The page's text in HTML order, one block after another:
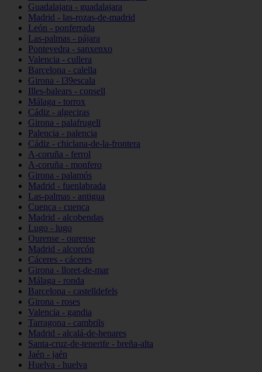
Guadalajara - guadalajara
Madrid - las-rozas-de-madrid
León - ponferrada
Las-palmas - pájara
Pontevedra - sanxenxo
Valencia - cullera
Barcelona - calella
Girona - l39escala
Illes-balears - consell
Málaga - torrox
Cádiz - algeciras
Girona - palafrugell
Palencia - palencia
Cádiz - chiclana-de-la-frontera
A-coruña - ferrol
A-coruña - monfero
Girona - palamós
Madrid - fuenlabrada
Las-palmas - antigua
Cuenca - cuenca
Madrid - alcobendas
Lugo - lugo
Ourense - ourense
Madrid - alcorcón
Cáceres - cáceres
Girona - lloret-de-mar
Málaga - ronda
Barcelona - castelldefels
Girona - roses
Valencia - gandia
Tarragona - cambrils
Madrid - alcalá-de-henares
Santa-cruz-de-tenerife - breña-alta
Jaén - jaén
Huelva - huelva